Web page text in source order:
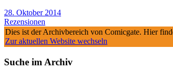
28. Oktober 2014
Rezensionen
Dies ist der Archivbereich von Comicgate. Hier
Zur aktuellen Website wechseln
Suche im Archiv